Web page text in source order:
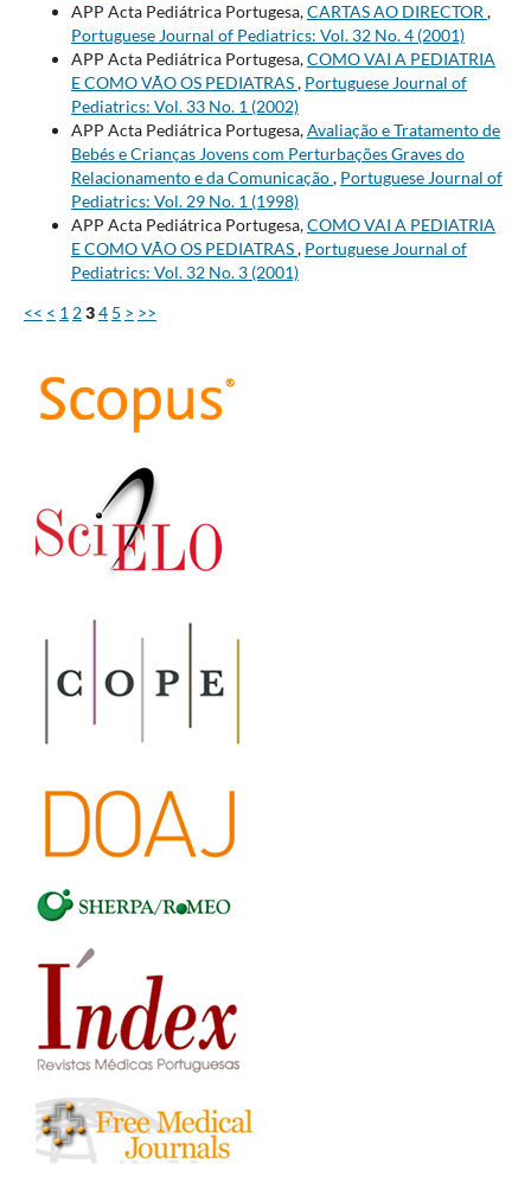
APP Acta Pediátrica Portugesa,CARTAS AO DIRECTOR ,
Portuguese Journal of Pediatrics: Vol. 32 No. 4 (2001)
APP Acta Pediátrica Portugesa,COMO VAI A PEDIATRIA
E COMO VÃO OS PEDIATRAS, Portuguese Journal of
Pediatrics: Vol. 33 No. 1 (2002)
APP Acta Pediátrica Portugesa,Avaliação e Tratamento de
Bebés e Crianças Jovens com Perturbações Graves do
Relacionamento e da Comunicação, Portuguese Journal of
Pediatrics: Vol. 29 No. 1 (1998)
APP Acta Pediátrica Portugesa,COMO VAI A PEDIATRIA
E COMO VÃO OS PEDIATRAS, Portuguese Journal of
Pediatrics: Vol. 32 No. 3 (2001)
<< < 1 234 5 > >>